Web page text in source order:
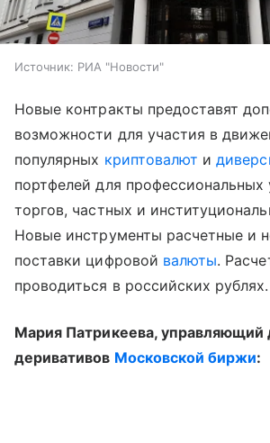
Источник: РИА "Новости"
Новые контракты предоставят
возможности для участия в
популярных криптовалют и
портфелей для профессиональных
торгов, частных и
Новые инструменты расчетные и
поставки цифровой валюты.
проводиться в российских рублях.
Мария Патрикеева, управляющий
деривативов Московской биржи: